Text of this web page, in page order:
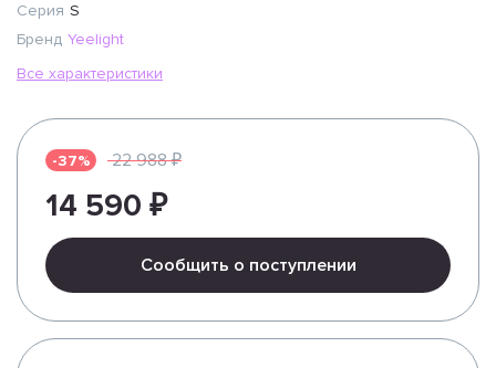
Серия S
Бренд Yeelight
Все характеристики
-37% 22 988 ₽
14 590 ₽
Сообщить о поступлении